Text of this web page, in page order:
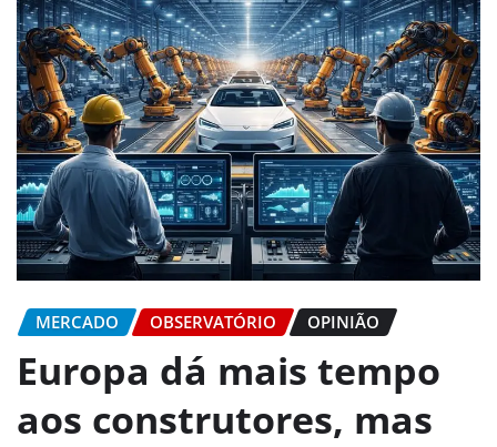
MERCADO OBSERVATÓRIO OPINIÃO
Europa dá mais tempo
aos construtores, mas